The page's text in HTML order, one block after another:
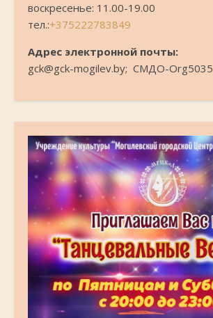
воскресенье: 11.00-19.00
тел.:+375222783849
Адрес электронной почты:
gck@gck-mogilev.by; СМДО-Org5035